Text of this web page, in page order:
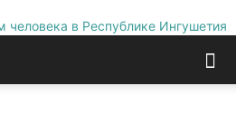
в Республике Ингушетия